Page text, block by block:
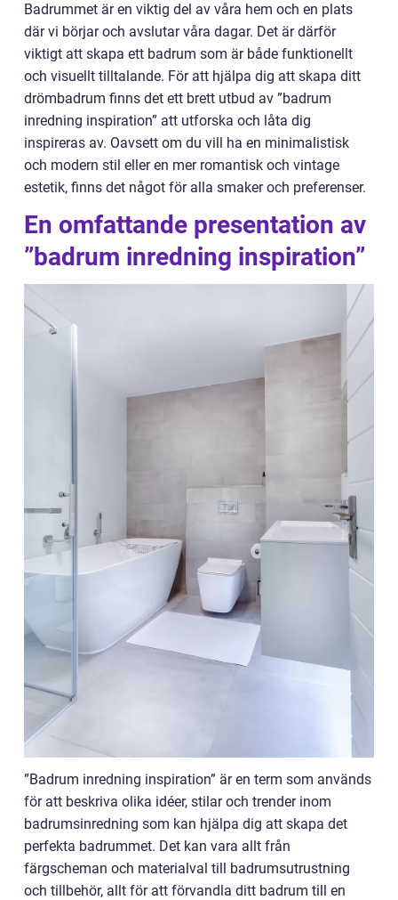
Badrummet är en viktig del av våra hem och en plats
där vi börjar och avslutar våra dagar. Det är därför
viktigt att skapa ett badrum som är både funktionellt
och visuellt tilltalande. För att hjälpa dig att skapa ditt
drömbadrum finns det ett brett utbud av ”badrum
inredning inspiration” att utforska och låta dig
inspireras av. Oavsett om du vill ha en minimalistisk
och modern stil eller en mer romantisk och vintage
estetik, finns det något för alla smaker och preferenser.
En omfattande presentation av
”badrum inredning inspiration”
”Badrum inredning inspiration” är en term som används
för att beskriva olika idéer, stilar och trender inom
badrumsinredning som kan hjälpa dig att skapa det
perfekta badrummet. Det kan vara allt från
färgscheman och materialval till badrumsutrustning
och tillbehör, allt för att förvandla ditt badrum till en